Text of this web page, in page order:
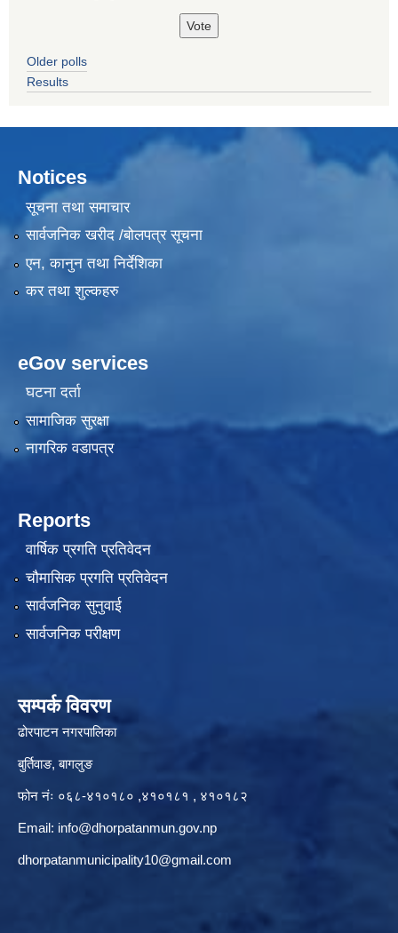
Older polls
Results
Notices
सूचना तथा समाचार
सार्वजनिक खरीद /बोलपत्र सूचना
एन, कानुन तथा निर्देशिका
कर तथा शुल्कहरु
eGov services
घटना दर्ता
सामाजिक सुरक्षा
नागरिक वडापत्र
Reports
वार्षिक प्रगति प्रतिवेदन
चौमासिक प्रगति प्रतिवेदन
सार्वजनिक सुनुवाई
सार्वजनिक परीक्षण
सम्पर्क विवरण
ढोरपाटन नगरपालिका
बुर्तिवाङ, बागलुङ
फोन नंः ०६८-४१०१८० ,४१०१८१ , ४१०१८२
Email: info@dhorpatanmun.gov.np
dhorpatanmunicipality10@gmail.com